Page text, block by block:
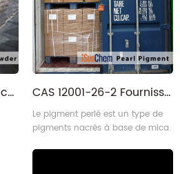
CAS 25038-59-9 Fabricant de poudre de paillettes CAS 12001-26-2 Fournisseur de pigments nacrés
Le pigment perlé est un type de
pigments nacrés à base de mica.